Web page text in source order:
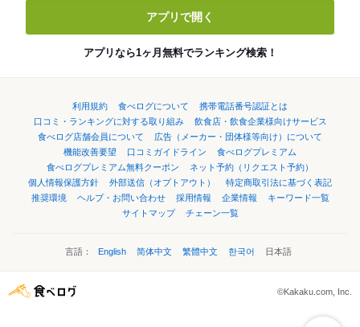
アプリで開く
アプリなら1ヶ月無料でランキング検索！
利用規約 食べログについて
携帯電話番号認証とは
口コミ・ランキングに対する取り組み
飲食店・飲食企業様向けサービス
食べログ店舗会員について
広告（メーカー・団体様等向け）について
機能改善要望
口コミガイドライン
食べログプレミアム
食べログプレミアム無料クーポン
ネット予約（リクエスト予約）
個人情報保護方針
外部送信（オプトアウト）
特定商取引法に基づく表記
推奨環境
ヘルプ・お問い合わせ 採用情報 企業情報
キーワード一覧
サイトマップ
チェーン一覧
言語： English 简体中文 繁體中文 한국어 日本語
©Kakaku.com, Inc.